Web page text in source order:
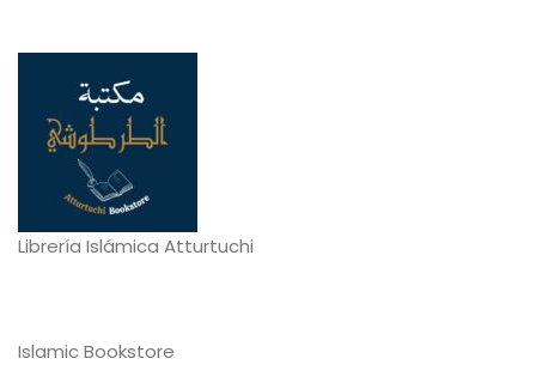
Librería Islámica Atturtuchi
Islamic Bookstore